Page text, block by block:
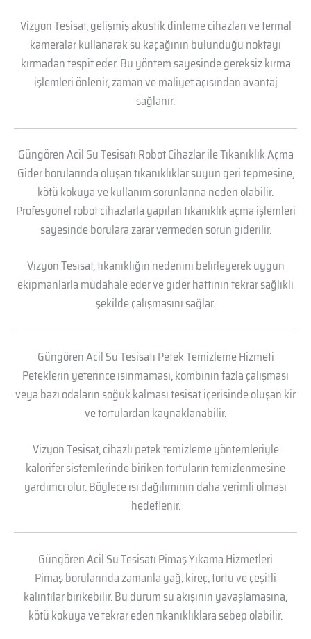
Vizyon Tesisat, gelişmiş akustik dinleme cihazları ve termal
kameralar kullanarak su kaçağının bulunduğu noktayı
kırmadan tespit eder. Bu yöntem sayesinde gereksiz kırma
işlemleri önlenir, zaman ve maliyet açısından avantaj
sağlanır.
Güngören Acil Su Tesisatı Robot Cihazlar ile Tıkanıklık Açma
Gider borularında oluşan tıkanıklıklar suyun geri tepmesine,
kötü kokuya ve kullanım sorunlarına neden olabilir.
Profesyonel robot cihazlarla yapılan tıkanıklık açma işlemleri
sayesinde borulara zarar vermeden sorun giderilir.
Vizyon Tesisat, tıkanıklığın nedenini belirleyerek uygun
ekipmanlarla müdahale eder ve gider hattının tekrar sağlıklı
şekilde çalışmasını sağlar.
Güngören Acil Su Tesisatı Petek Temizleme Hizmeti
Peteklerin yeterince ısınmaması, kombinin fazla çalışması
veya bazı odaların soğuk kalması tesisat içerisinde oluşan kir
ve tortulardan kaynaklanabilir.
Vizyon Tesisat, cihazlı petek temizleme yöntemleriyle
kalorifer sistemlerinde biriken tortuların temizlenmesine
yardımcı olur. Böylece ısı dağılımının daha verimli olması
hedeflenir.
Güngören Acil Su Tesisatı Pimaş Yıkama Hizmetleri
Pimaş borularında zamanla yağ, kireç, tortu ve çeşitli
kalıntılar birikebilir. Bu durum su akışının yavaşlamasına,
kötü kokuya ve tekrar eden tıkanıklıklara sebep olabilir.